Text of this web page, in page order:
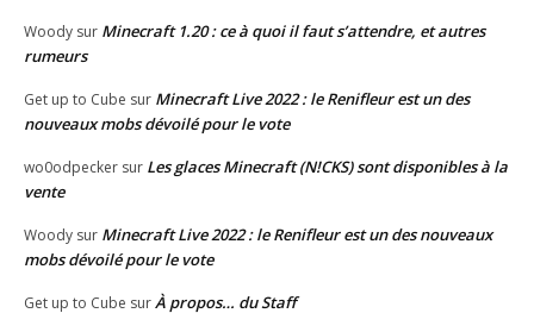
Woody sur Minecraft 1.20 : ce à quoi il faut s’attendre, et autres
rumeurs
Get up to Cube sur Minecraft Live 2022 : le Renifleur est un des
nouveaux mobs dévoilé pour le vote
wo0odpecker sur Les glaces Minecraft (N!CKS) sont disponibles à la
vente
Woody sur Minecraft Live 2022 : le Renifleur est un des nouveaux
mobs dévoilé pour le vote
Get up to Cube surÀ propos… du Staff